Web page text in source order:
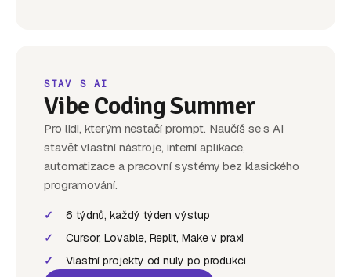
STAV S AI
Vibe Coding Summer
Pro lidi, kterým nestačí prompt. Naučíš se s AI
stavět vlastní nástroje, interní aplikace,
automatizace a pracovní systémy bez klasického
programování.
✓
6 týdnů, každý týden výstup
✓
Cursor, Lovable, Replit, Make v praxi
✓
Vlastní projekty od nuly po produkci